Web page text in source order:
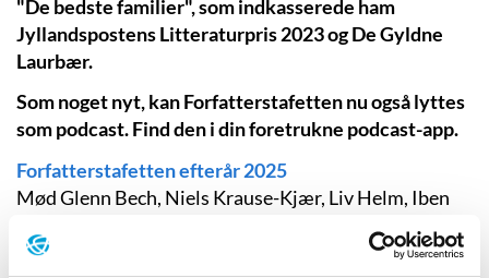
"De bedste familier", som indkasserede ham
Jyllandspostens Litteraturpris 2023 og De Gyldne
Laurbær.
Som noget nyt, kan Forfatterstafetten nu også lyttes
som podcast. Find den i din foretrukne podcast-app.
Forfatterstafetten efterår 2025
Mød Glenn Bech, Niels Krause-Kjær, Liv Helm, Iben
Høeg og Auður Ava Ólafsdóttir.